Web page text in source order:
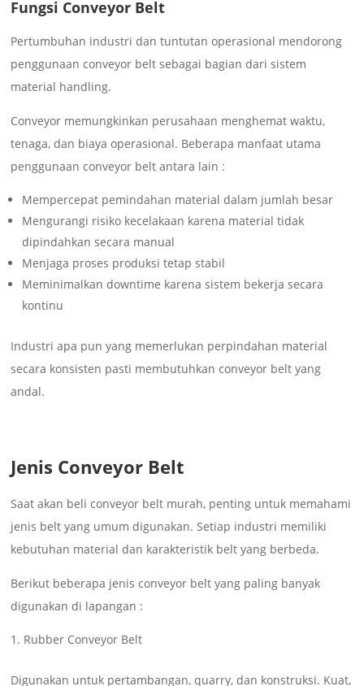
Fungsi Conveyor Belt
Pertumbuhan industri dan tuntutan operasional mendorong
penggunaan conveyor belt sebagai bagian dari sistem
material handling.
Conveyor memungkinkan perusahaan menghemat waktu,
tenaga, dan biaya operasional. Beberapa manfaat utama
penggunaan conveyor belt antara lain :
Mempercepat pemindahan material dalam jumlah besar
Mengurangi risiko kecelakaan karena material tidak
dipindahkan secara manual
Menjaga proses produksi tetap stabil
Meminimalkan downtime karena sistem bekerja secara
kontinu
Industri apa pun yang memerlukan perpindahan material
secara konsisten pasti membutuhkan conveyor belt yang
andal.
Jenis Conveyor Belt
Saat akan beli conveyor belt murah, penting untuk memahami
jenis belt yang umum digunakan. Setiap industri memiliki
kebutuhan material dan karakteristik belt yang berbeda.
Berikut beberapa jenis conveyor belt yang paling banyak
digunakan di lapangan :
Rubber Conveyor Belt
Digunakan untuk pertambangan, quarry, dan konstruksi. Kuat,